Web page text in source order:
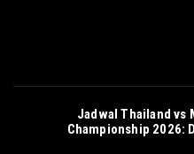
Jadwal Thailand vs
Championship 2026: